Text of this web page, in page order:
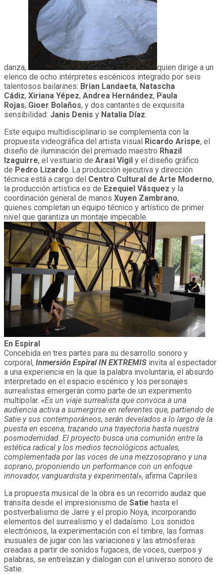
danza,
quien dirige a un
elenco de ocho intérpretes escénicos integrado por seis
talentosos bailarines: Brian Landaeta, Natascha
Cádiz, Xiriana Yépez, Andrea Hernández, Paula
Rojas, Gioer Bolaños, y dos cantantes de exquisita
sensibilidad: Janis Denis y Natalia Díaz.
Este equipo multidisciplinario se complementa con la
propuesta videográfica del artista visual Ricardo Arispe, el
diseño de iluminación del premiado maestro Rhazil
Izaguirre, el vestuario de Arasi Vigil y el diseño gráfico
de Pedro Lizardo. La producción ejecutiva y dirección
técnica está a cargo del Centro Cultural de Arte Moderno,
la producción artística es de Ezequiel Vásquez y la
coordinación general de manos Xuyen Zambrano,
quienes completan un equipo técnico y artístico de primer
nivel que garantiza un montaje impecable.
En Espiral
Concebida en tres partes para su desarrollo sonoro y
corporal, Inmersión Espiral IN EXTREMIS invita al espectador
a una experiencia en la que la palabra involuntaria, el absurdo
interpretado en el espacio escénico y los personajes
surrealistas emergerán como parte de un experimento
multipolar. «Es un viaje surrealista que convoca a una
audiencia activa a sumergirse en referentes que, partiendo de
Satie y sus contemporáneos, serán develados a lo largo de la
puesta en escena, trazando una trayectoria hasta nuestra
posmodernidad. El proyecto busca una comunión entre la
estética radical y los medios tecnológicos actuales,
complementada por las voces de una mezzosoprano y una
soprano, proponiendo un performance con un enfoque
innovador, vanguardista y experimental», afirma Capriles.
La propuesta musical de la obra es un recorrido audaz que
transita desde el impresionismo de Satie hasta el
postverbalismo de Jarre y el propio Noya, incorporando
elementos del surrealismo y el dadaísmo. Los sonidos
electrónicos, la experimentación con el timbre, las formas
inusuales de jugar con las variaciones y las atmósferas
creadas a partir de sonidos fugaces, de voces, cuerpos y
palabras, se entrelazan y dialogan con el universo sonoro de
Satie.